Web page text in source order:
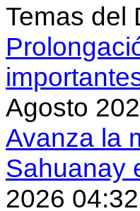
Temas del
Agosto
Avanza la
Sahuanay
2026 04:32